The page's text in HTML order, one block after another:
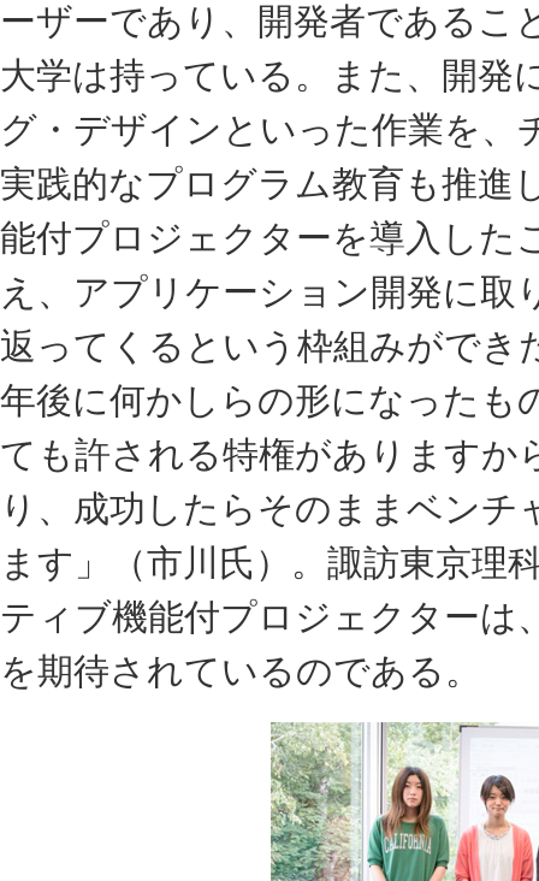
ーザーであり、開発者であるこ
大学は持っている。また、開発
グ・デザインといった作業を、
実践的なプログラム教育も推進
能付プロジェクターを導入した
え、アプリケーション開発に
返ってくるという枠組みができ
年後に何かしらの形になったも
ても許される特権がありますか
り、成功したらそのままベン
ます」（市川氏）。諏訪東京理
ティブ機能付プロジェクターは
を期待されているのである。